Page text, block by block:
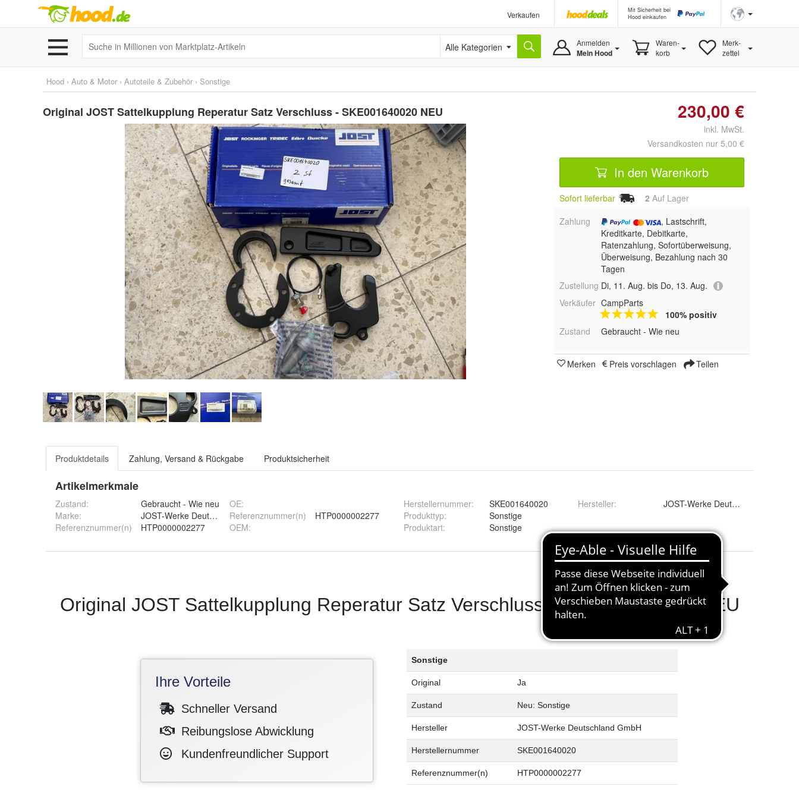
Verkaufen
Mit Sicherheit bei
Hood einkaufen
Alle Kategorien Anmelden
Mein Hood
Waren-
korb
Merk-
zettel
Hood › Auto & Motor › Autoteile & Zubehör › Sonstige
Original JOST Sattelkupplung Reperatur Satz Verschluss - SKE001640020 NEU 230,00 €
inkl. MwSt.
Versandkosten nur 5,00 €
In den Warenkorb
Sofort lieferbar 2 Auf Lager
Zahlung
, Lastschrift,
Kreditkarte, Debitkarte,
Ratenzahlung, Sofortüberweisung,
Überweisung, Bezahlung nach 30
Tagen
Zustellung Di, 11. Aug. bis Do, 13. Aug.
Verkäufer CampParts
100% positiv
Zustand
Gebraucht - Wie neu
Merken Preis vorschlagen Teilen
Produktdetails Zahlung, Versand & Rückgabe Produktsicherheit
Artikelmerkmale
Zustand:
Gebraucht - Wie neu
Marke:
JOST-Werke Deutschland GmbH
Referenznummer(n)
OE:
HTP0000002277
Referenznummer(n)
OEM:
HTP0000002277
Herstellernummer:
SKE001640020
Produkttyp:
Sonstige
Produktart: Sonstige
Hersteller: JOST-Werke Deutschland GmbH